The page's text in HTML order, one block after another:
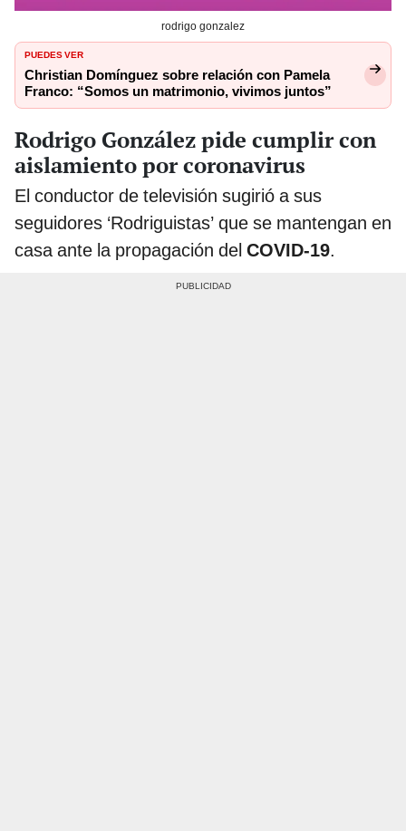
rodrigo gonzalez
PUEDES VER
Christian Domínguez sobre relación con Pamela
Franco: “Somos un matrimonio, vivimos juntos”
Rodrigo González pide cumplir con
aislamiento por coronavirus
El conductor de televisión sugirió a sus
seguidores ‘Rodriguistas’ que se mantengan en
casa ante la propagación del COVID-19.